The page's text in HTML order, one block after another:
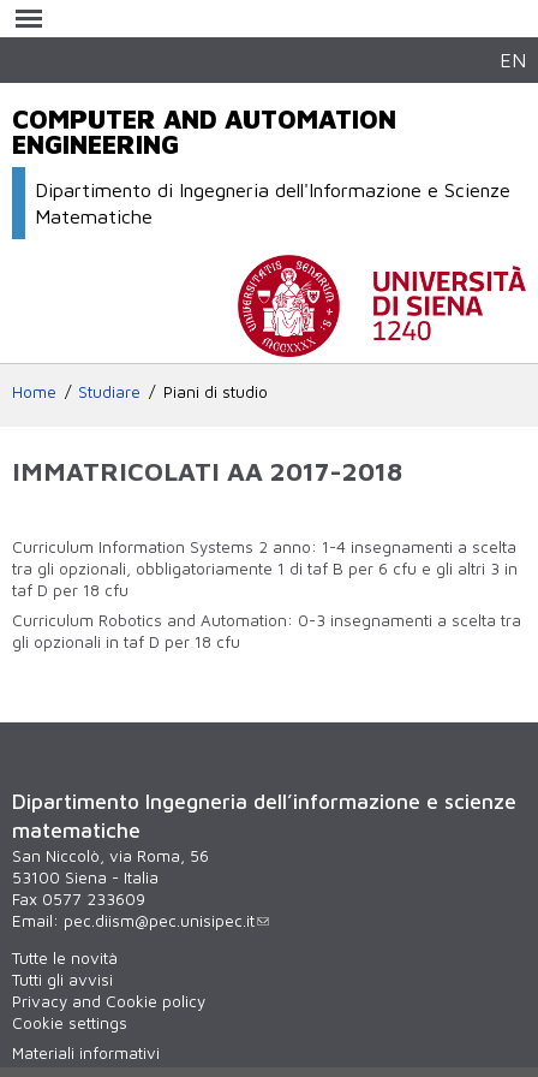
contenuto
EN
COMPUTER AND AUTOMATION
ENGINEERING
Dipartimento di Ingegneria dell'Informazione e Scienze
Matematiche
Home Studiare Piani di studio
IMMATRICOLATI AA 2017-2018
Curriculum Information Systems 2 anno: 1-4 insegnamenti a scelta
tra gli opzionali, obbligatoriamente 1 di taf B per 6 cfu e gli altri 3 in
taf D per 18 cfu
Curriculum Robotics and Automation: 0-3 insegnamenti a scelta tra
gli opzionali in taf D per 18 cfu
Dipartimento Ingegneria dell’informazione e scienze
matematiche
San Niccolò, via Roma, 56
53100 Siena - Italia
Fax 0577 233609
Email: pec.diism@pec.unisipec.it
Tutte le novità
Tutti gli avvisi
Privacy and Cookie policy
Cookie settings
Materiali informativi